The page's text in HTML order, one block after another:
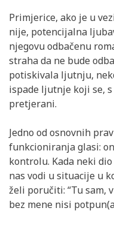
Primjerice, ako je u
nije, potencijalna
njegovu odbačenu
straha da ne bude
potiskivala ljutnju,
ispade ljutnje koji se,
pretjerani.
Jedno od osnovnih
funkcioniranja glasi:
kontrolu. Kada neki
nas vodi u situacije u
želi poručiti: “Tu sam,
bez mene nisi